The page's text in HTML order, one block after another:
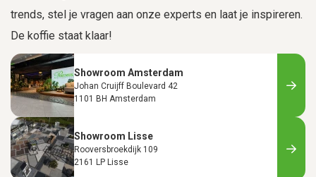
trends, stel je vragen aan onze experts en laat je inspireren.
De koffie staat klaar!
Showroom Amsterdam
Johan Cruijff Boulevard 42
1101 BH Amsterdam
Showroom Lisse
Rooversbroekdijk 109
2161 LP Lisse